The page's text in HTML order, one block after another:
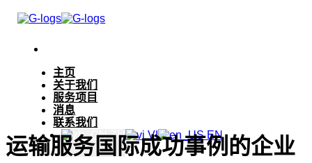
主页
关于我们
服务项目
消息
联系我们
ZH
VI EN
运输服务国际成功事例的企业